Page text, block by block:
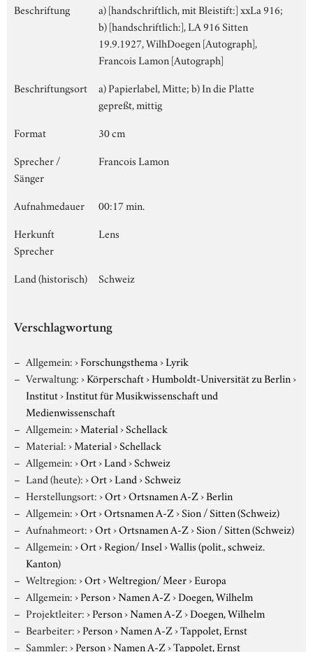
Beschriftung
a) [handschriftlich, mit Bleistift:] xxLa 916;
b) [handschriftlich:], LA 916 Sitten
19.9.1927, WilhDoegen [Autograph],
Francois Lamon [Autograph]
Beschriftungsort
a) Papierlabel, Mitte; b) In die Platte
gepreßt, mittig
Format
30 cm
Sprecher /
Sänger
Francois Lamon
Aufnahmedauer
00:17 min.
Herkunft
Sprecher
Lens
Land (historisch) Schweiz
Verschlagwortung
Allgemein:›Forschungsthema›Lyrik
Verwaltung:›Körperschaft›Humboldt-Universität zu Berlin›
Institut›Institut für Musikwissenschaft und
Medienwissenschaft
Allgemein:›Material›Schellack
Material:›Material›Schellack
Allgemein:›Ort›Land›Schweiz
Land (heute):›Ort›Land›Schweiz
Herstellungsort:›Ort›Ortsnamen A-Z›Berlin
Allgemein:›Ort›Ortsnamen A-Z›Sion / Sitten (Schweiz)
Aufnahmeort:›Ort›Ortsnamen A-Z›Sion / Sitten (Schweiz)
Allgemein:›Ort›Region/ Insel›Wallis (polit., schweiz.
Kanton)
Weltregion:›Ort›Weltregion/ Meer›Europa
Allgemein:›Person›Namen A-Z›Doegen, Wilhelm
Projektleiter:›Person›Namen A-Z›Doegen, Wilhelm
Bearbeiter:›Person›Namen A-Z›Tappolet, Ernst
Sammler:›Person›Namen A-Z›Tappolet, Ernst